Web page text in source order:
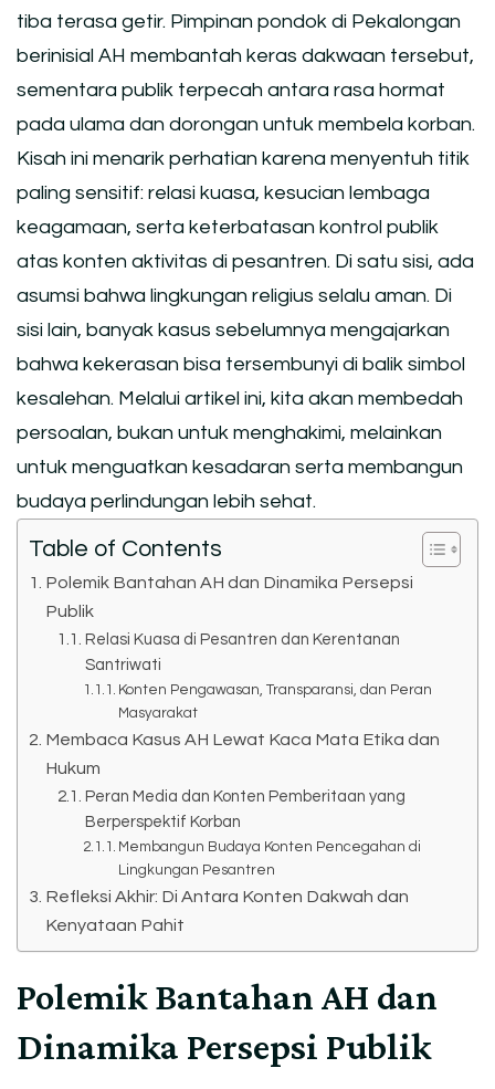
tiba terasa getir. Pimpinan pondok di Pekalongan
berinisial AH membantah keras dakwaan tersebut,
sementara publik terpecah antara rasa hormat
pada ulama dan dorongan untuk membela korban.
Kisah ini menarik perhatian karena menyentuh titik
paling sensitif: relasi kuasa, kesucian lembaga
keagamaan, serta keterbatasan kontrol publik
atas konten aktivitas di pesantren. Di satu sisi, ada
asumsi bahwa lingkungan religius selalu aman. Di
sisi lain, banyak kasus sebelumnya mengajarkan
bahwa kekerasan bisa tersembunyi di balik simbol
kesalehan. Melalui artikel ini, kita akan membedah
persoalan, bukan untuk menghakimi, melainkan
untuk menguatkan kesadaran serta membangun
budaya perlindungan lebih sehat.
Table of Contents
Polemik Bantahan AH dan Dinamika Persepsi
Publik
Relasi Kuasa di Pesantren dan Kerentanan
Santriwati
Konten Pengawasan, Transparansi, dan Peran
Masyarakat
Membaca Kasus AH Lewat Kaca Mata Etika dan
Hukum
Peran Media dan Konten Pemberitaan yang
Berperspektif Korban
Membangun Budaya Konten Pencegahan di
Lingkungan Pesantren
Refleksi Akhir: Di Antara Konten Dakwah dan
Kenyataan Pahit
Polemik Bantahan AH dan
Dinamika Persepsi Publik